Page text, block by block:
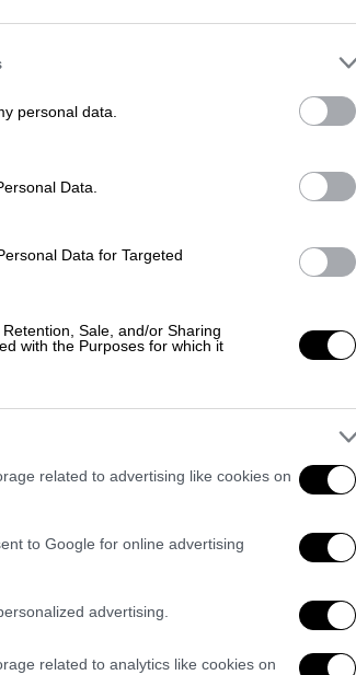
personal data.
Data.
Data for Targeted
Sale, and/or Sharing
with the Purposes for which it
related to advertising like cookies on
to Google for online advertising
advertising.
related to analytics like cookies on
το κύμα των
Το Κομμουνιστικό
με ψυχραιμία, όσο
του.
με τους
υποστήριξαν ότι
να καταστείλουν